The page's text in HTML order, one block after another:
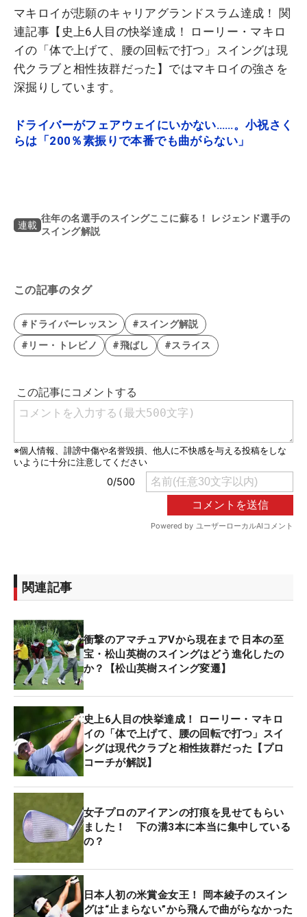
マキロイが悲願のキャリアグランドスラム達成！ 関
連記事【史上6人目の快挙達成！ ローリー・マキロ
イの「体で上げて、腰の回転で打つ」スイングは現
代クラブと相性抜群だった】ではマキロイの強さを
深掘りしています。
ドライバーがフェアウェイにいかない……。小祝さく
らは「200％素振りで本番でも曲がらない」
連載
往年の名選手のスイングここに蘇る！ レジェンド選手の
スイング解説
この記事のタグ
#ドライバーレッスン
#スイング解説
#リー・トレビノ
#飛ばし #スライス
関連記事
衝撃のアマチュアVから現在まで 日本の至
宝・松山英樹のスイングはどう進化したの
か？【松山英樹スイング変遷】
史上6人目の快挙達成！ ローリー・マキロ
イの「体で上げて、腰の回転で打つ」スイ
ングは現代クラブと相性抜群だった【プロ
コーチが解説】
女子プロのアイアンの打痕を見せてもらい
ました！ 下の溝3本に本当に集中している
の？
日本人初の米賞金女王！ 岡本綾子のスイン
グは“止まらない”から飛んで曲がらなかった